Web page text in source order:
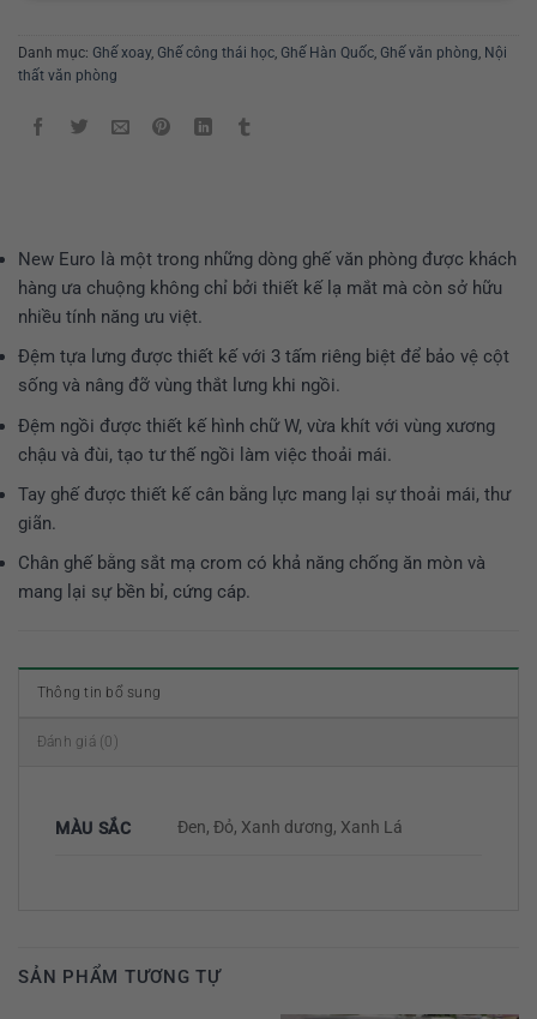
Danh mục: Ghế xoay, Ghế công thái học, Ghế Hàn Quốc, Ghế văn phòng, Nội
thất văn phòng
New Euro là một trong những dòng ghế văn phòng được khách
hàng ưa chuộng không chỉ bởi thiết kế lạ mắt mà còn sở hữu
nhiều tính năng ưu việt.
Đệm tựa lưng được thiết kế với 3 tấm riêng biệt để bảo vệ cột
sống và nâng đỡ vùng thắt lưng khi ngồi.
Đệm ngồi được thiết kế hình chữ W, vừa khít với vùng xương
chậu và đùi, tạo tư thế ngồi làm việc thoải mái.
Tay ghế được thiết kế cân bằng lực mang lại sự thoải mái, thư
giãn.
Chân ghế bằng sắt mạ crom có khả năng chống ăn mòn và
mang lại sự bền bỉ, cứng cáp.
Thông tin bổ sung
Đánh giá (0)
MÀU SẮC Đen, Đỏ, Xanh dương, Xanh Lá
SẢN PHẨM TƯƠNG TỰ